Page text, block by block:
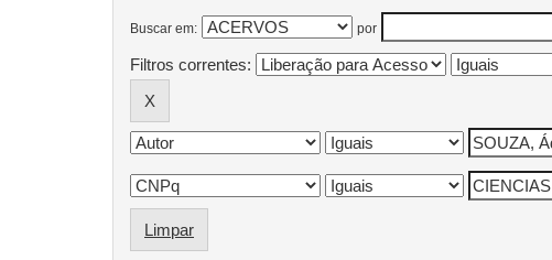
Buscar em: por
Filtros correntes:
Limpar